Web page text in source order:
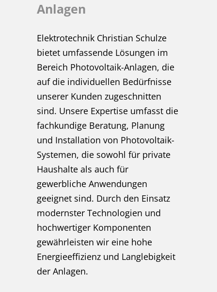
Anlagen
Elektrotechnik Christian Schulze
bietet umfassende Lösungen im
Bereich Photovoltaik-Anlagen, die
auf die individuellen Bedürfnisse
unserer Kunden zugeschnitten
sind. Unsere Expertise umfasst die
fachkundige Beratung, Planung
und Installation von Photovoltaik-
Systemen, die sowohl für private
Haushalte als auch für
gewerbliche Anwendungen
geeignet sind. Durch den Einsatz
modernster Technologien und
hochwertiger Komponenten
gewährleisten wir eine hohe
Energieeffizienz und Langlebigkeit
der Anlagen.